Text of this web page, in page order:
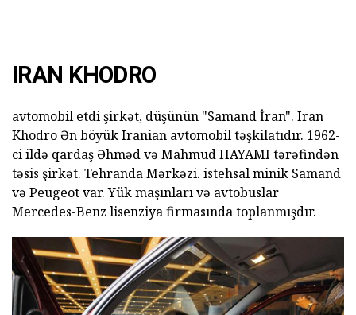
IRAN KHODRO
avtomobil etdi şirkət, düşünün "Samand İran". Iran
Khodro Ən böyük Iranian avtomobil təşkilatıdır. 1962-
ci ildə qardaş Əhməd və Mahmud HAYAMI tərəfindən
təsis şirkət. Tehranda Mərkəzi. istehsal minik Samand
və Peugeot var. Yük maşınları və avtobuslar
Mercedes-Benz lisenziya firmasında toplanmışdır.